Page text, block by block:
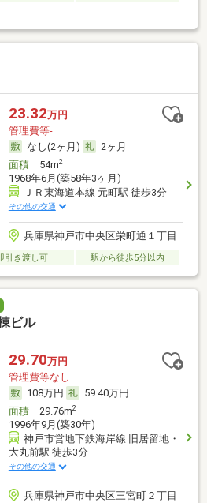
23.32万円
管理費等-
なし(2ヶ月)
2ヶ月
面積54m2
1968年6月(築58年3ヶ月)
ＪＲ東海道本線 元町駅 徒歩3分
その他の交通
兵庫県神戸市中央区栄町通１丁目
引き渡し可 駅から徒歩5分以内
ビル
29.70万円
管理費等なし
108万円
59.40万円
面積29.76m2
1996年9月(築30年)
神戸市営地下鉄海岸線 旧居留地・
大丸前駅 徒歩3分
その他の交通
兵庫県神戸市中央区三宮町２丁目